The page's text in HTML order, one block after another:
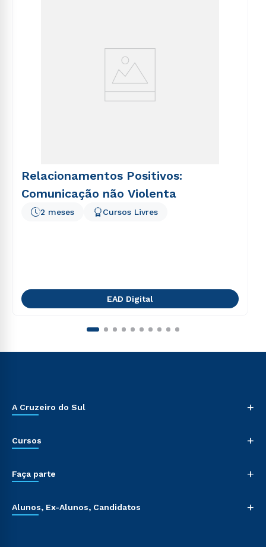
Relacionamentos Positivos:
Comunicação não Violenta
2 meses Cursos Livres
EAD Digital
A Cruzeiro do Sul +
Cursos +
Faça parte +
Alunos, Ex-Alunos, Candidatos +